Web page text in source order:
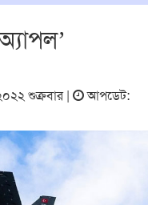
শুক্রবার |
আপডেট: